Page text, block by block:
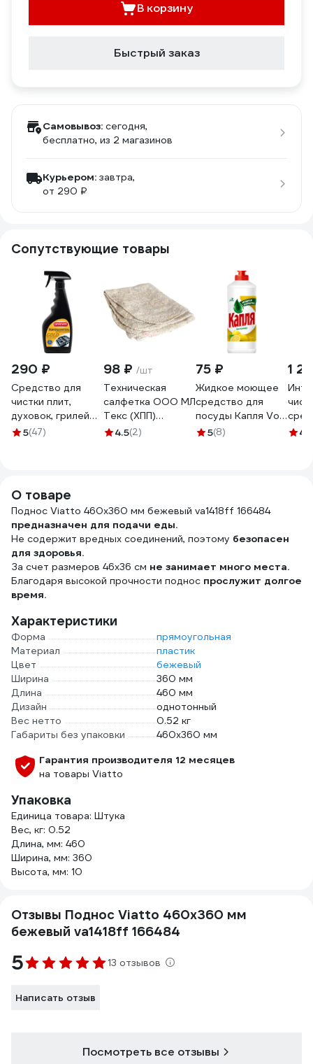
В корзину
Быстрый заказ
Самовывоз: сегодня,
бесплатно, из 2 магазинов
Курьером: завтра,
от 290 ₽
Сопутствующие товары
290 ₽
Средство для
чистки плит,
духовок, грилей
от жира/нагара
5(47)
98 ₽ /шт
Техническая
салфетка ООО МЛ
Текс (ХПП)
80x100 см, серая,
4.5(2)
75 ₽
Жидкое моющее
средство для
посуды Капля Vox
соль-эффект
5(8)
1
4.8
О товаре
Поднос Viatto 460x360 мм бежевый va1418ff 166484
предназначен для подачи еды.
Не содержит вредных соединений, поэтому безопасен
для здоровья.
За счет размеров 46х36 см не занимает много места.
Благодаря высокой прочности поднос прослужит долгое
время.
Характеристики
Форма
прямоугольная
Материал
пластик
Цвет
бежевый
Ширина
360 мм
Длина
460 мм
Дизайн
однотонный
Вес нетто
0.52 кг
Габариты без упаковки
460x360 мм
Гарантия производителя 12 месяцев
на товары Viatto
Упаковка
Единица товара: Штука
Вес, кг: 0.52
Длина, мм: 460
Ширина, мм: 360
Высота, мм: 10
Отзывы Поднос Viatto 460x360 мм
бежевый va1418ff 166484
5 13 отзывов
Написать отзыв
Посмотреть все отзывы